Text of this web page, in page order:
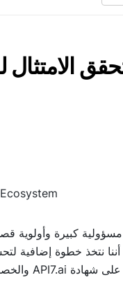
Ecosystem
نتخذ خطوة إضافية